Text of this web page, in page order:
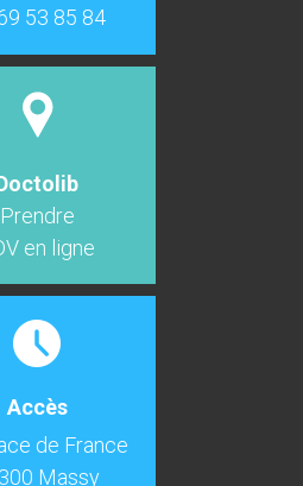
53 85 84
Prendre
en ligne
Accès
de France
Massy